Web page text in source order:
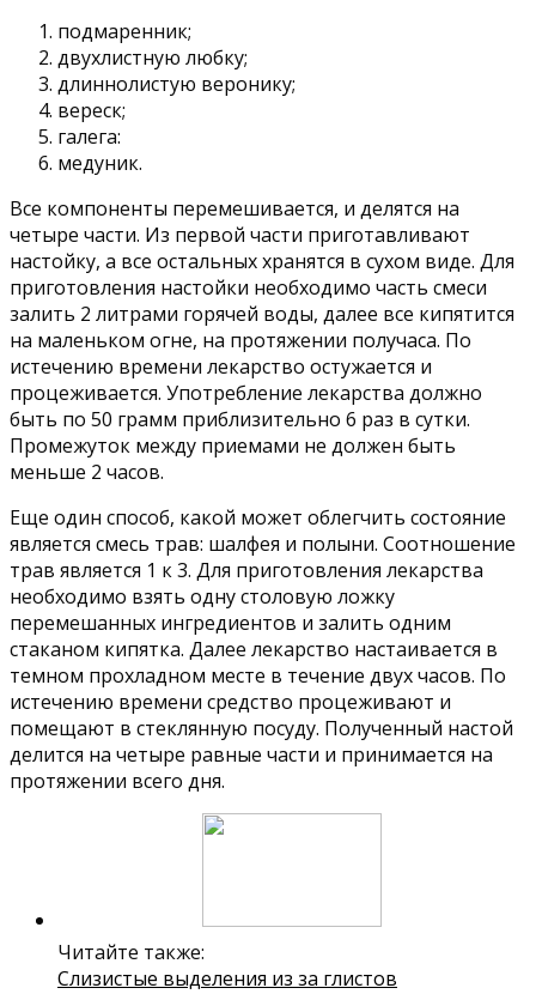
подмаренник;
двухлистную любку;
длиннолистую веронику;
вереск;
галега:
медуник.
Все компоненты перемешивается, и делятся на
четыре части. Из первой части приготавливают
настойку, а все остальных хранятся в сухом виде. Для
приготовления настойки необходимо часть смеси
залить 2 литрами горячей воды, далее все кипятится
на маленьком огне, на протяжении получаса. По
истечению времени лекарство остужается и
процеживается. Употребление лекарства должно
быть по 50 грамм приблизительно 6 раз в сутки.
Промежуток между приемами не должен быть
меньше 2 часов.
Еще один способ, какой может облегчить состояние
является смесь трав: шалфея и полыни. Соотношение
трав является 1 к 3. Для приготовления лекарства
необходимо взять одну столовую ложку
перемешанных ингредиентов и залить одним
стаканом кипятка. Далее лекарство настаивается в
темном прохладном месте в течение двух часов. По
истечению времени средство процеживают и
помещают в стеклянную посуду. Полученный настой
делится на четыре равные части и принимается на
протяжении всего дня.
Читайте также:
Слизистые выделения из за глистов